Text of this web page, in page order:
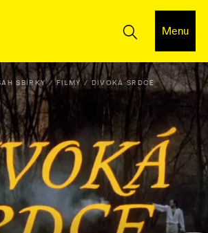
Menu
SBÍRKY FILMY DIVOKÁ SRDCE